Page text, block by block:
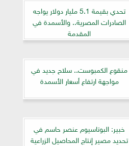
تحدي بقيمة 5.1 مليار دولار يواجه
الصادرات المصرية.. والأسمدة في
المقدمة
منقوع الكمبوست.. سلاح جديد في
مواجهة ارتفاع أسعار الأسمدة
خبير: البوتاسيوم عنصر حاسم في
تحديد مصير إنتاج المحاصيل الزراعية